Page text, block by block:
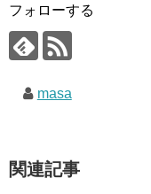
フォローする
masa
関連記事